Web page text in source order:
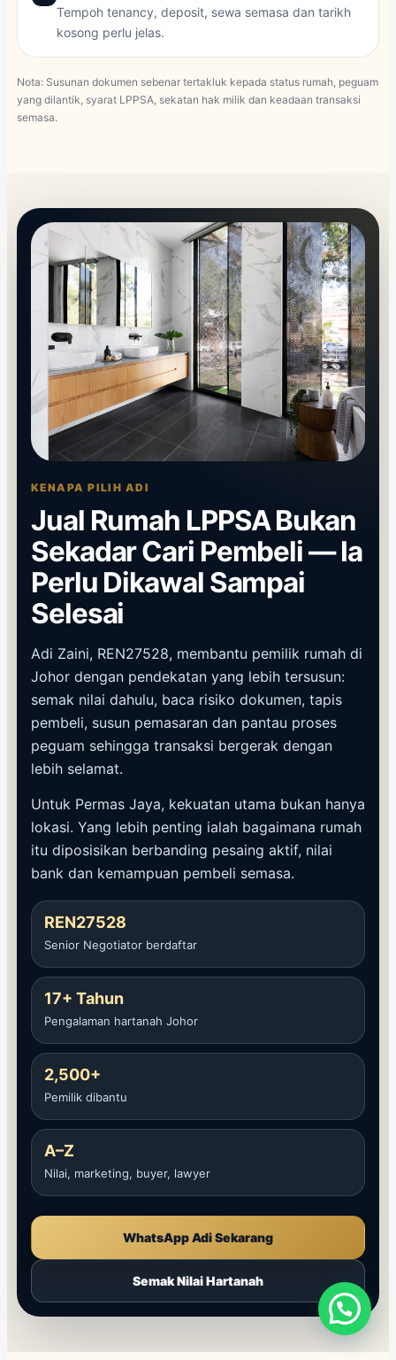
Tempoh tenancy, deposit, sewa semasa dan tarikh
kosong perlu jelas.
Nota: Susunan dokumen sebenar tertakluk kepada status rumah, peguam
yang dilantik, syarat LPPSA, sekatan hak milik dan keadaan transaksi
semasa.
KENAPA PILIH ADI
Jual Rumah LPPSA Bukan
Sekadar Cari Pembeli — Ia
Perlu Dikawal Sampai
Selesai
Adi Zaini, REN27528, membantu pemilik rumah di
Johor dengan pendekatan yang lebih tersusun:
semak nilai dahulu, baca risiko dokumen, tapis
pembeli, susun pemasaran dan pantau proses
peguam sehingga transaksi bergerak dengan
lebih selamat.
Untuk Permas Jaya, kekuatan utama bukan hanya
lokasi. Yang lebih penting ialah bagaimana rumah
itu diposisikan berbanding pesaing aktif, nilai
bank dan kemampuan pembeli semasa.
REN27528
Senior Negotiator berdaftar
17+ Tahun
Pengalaman hartanah Johor
2,500+
Pemilik dibantu
A–Z
Nilai, marketing, buyer, lawyer
WhatsApp Adi Sekarang
Semak Nilai Hartanah